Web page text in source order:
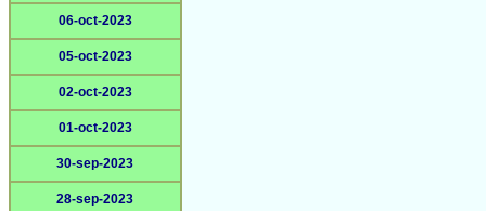
06-oct-2023
05-oct-2023
02-oct-2023
01-oct-2023
30-sep-2023
28-sep-2023